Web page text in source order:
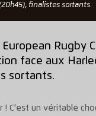
finalistes sortants.
Rugby
face aux
sortants.
C'est un véritable